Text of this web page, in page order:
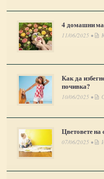
4 домашни
11/06/2025 •
Как да
почивка?
10/06/2025 •
Цветовете на
07/06/2025 •